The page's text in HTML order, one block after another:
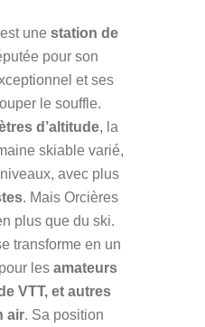
une station de
pour son
et ses
le souffle.
d’altitude, la
skiable varié,
avec plus
. Mais Orcières
plus que du ski.
transforme en un
les amateurs
VTT, et autres
air. Sa position